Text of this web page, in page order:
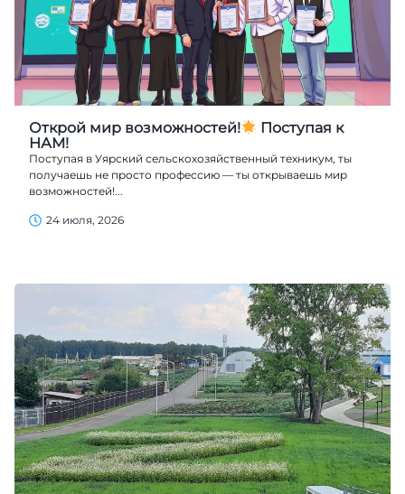
Открой мир возможностей!
Поступая к
НАМ!
Поступая в Уярский сельскохозяйственный техникум, ты
получаешь не просто профессию — ты открываешь мир
возможностей!...
24 июля, 2026